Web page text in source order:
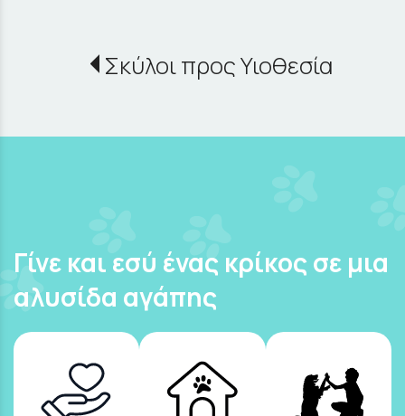
Σκύλοι προς Υιοθεσία
Γίνε και εσύ ένας κρίκος σε μια
αλυσίδα αγάπης